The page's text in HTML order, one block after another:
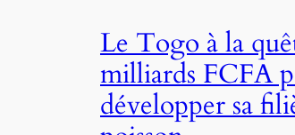
Le Togo à la
milliards FCFA
développer sa